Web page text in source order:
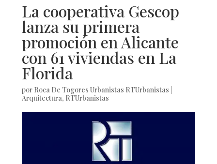
La cooperativa Gescop
lanza su primera
promoción en Alicante
con 61 viviendas en La
Florida
por Roca De Togores Urbanistas RTUrbanistas
Arquitectura, RTUrbanistas